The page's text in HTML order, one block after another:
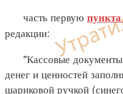
часть первую
редакции:
"Кассовые документы
денег и ценностей
шариковой ручкой